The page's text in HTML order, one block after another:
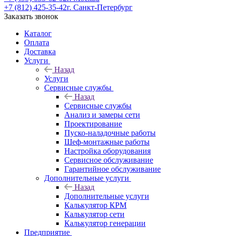
+7 (812) 425-35-42г. Санкт-Петербург
Заказать звонок
Каталог
Оплата
Доставка
Услуги
Назад
Услуги
Сервисные службы
Назад
Сервисные службы
Анализ и замеры сети
Проектирование
Пуско-наладочные работы
Шеф-монтажные работы
Настройка оборудования
Сервисное обслуживание
Гарантийное обслуживание
Дополнительные услуги
Назад
Дополнительные услуги
Калькулятор КРМ
Калькулятор сети
Калькулятор генерации
Предприятие